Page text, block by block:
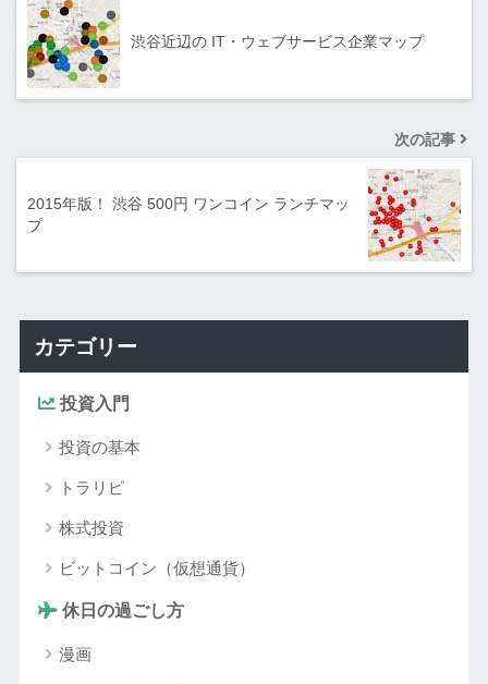
渋谷近辺の IT・ウェブサービス企業マップ
次の記事
2015年版！ 渋谷 500円 ワンコイン ランチマッ
プ
カテゴリー
投資入門
投資の基本
トラリピ
株式投資
ビットコイン（仮想通貨）
休日の過ごし方
漫画